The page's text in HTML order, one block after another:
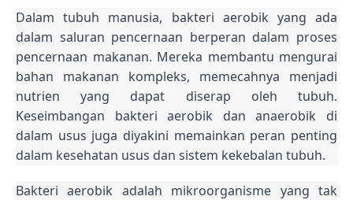
Dalam tubuh manusia, bakteri aerobik yang ada
dalam saluran pencernaan berperan dalam proses
pencernaan makanan. Mereka membantu mengurai
bahan makanan kompleks, memecahnya menjadi
nutrien yang dapat diserap oleh tubuh.
Keseimbangan bakteri aerobik dan anaerobik di
dalam usus juga diyakini memainkan peran penting
dalam kesehatan usus dan sistem kekebalan tubuh.
Bakteri aerobik adalah mikroorganisme yang tak